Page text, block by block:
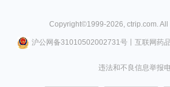
Copyright©1999-2026, ctrip.com.
沪公网备31010502002731号丨 互联网药
违法和不良信息举报